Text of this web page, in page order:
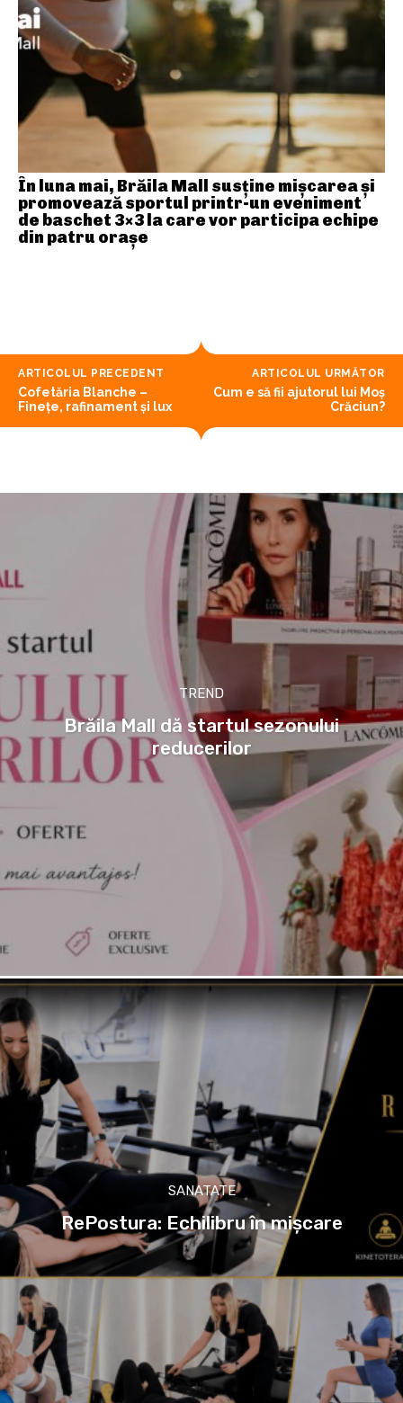
În luna mai, Brăila Mall susține mişcarea și
promovează sportul printr-un eveniment
de baschet 3×3 la care vor participa echipe
din patru orașe
ARTICOLUL PRECEDENT
Cofetăria Blanche –
Finețe, rafinament și lux
ARTICOLUL URMĂTOR
Cum e să fii ajutorul lui Moş
Crăciun?
TREND
Brăila Mall dă startul sezonului
reducerilor
SANATATE
RePostura: Echilibru în mișcare